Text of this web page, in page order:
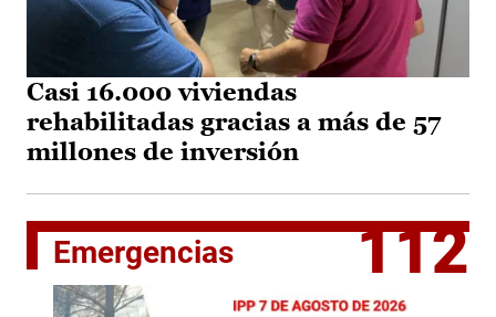
Casi 16.000 viviendas
rehabilitadas gracias a más de 57
millones de inversión
Emergencias 112